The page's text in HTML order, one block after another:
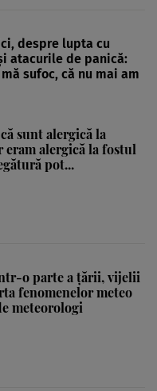
despre lupta cu
atacurile de panică:
sufoc, că nu mai am
sunt alergică la
eram alergică la fostul
pot...
o parte a țării, vijelii
fenomenelor meteo
meteorologi